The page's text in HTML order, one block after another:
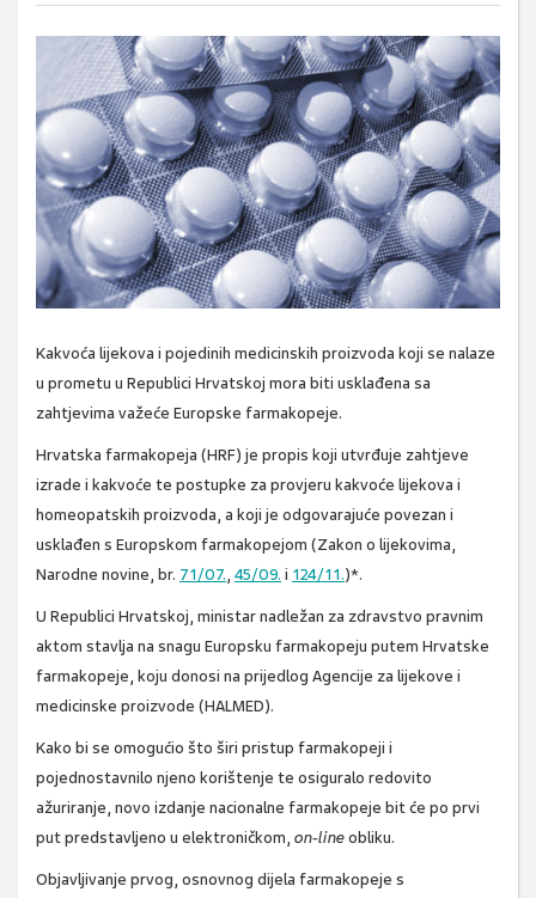
Kakvoća lijekova i pojedinih medicinskih proizvoda koji se nalaze
u prometu u Republici Hrvatskoj mora biti usklađena sa
zahtjevima važeće Europske farmakopeje.
Hrvatska farmakopeja (HRF) je propis koji utvrđuje zahtjeve
izrade i kakvoće te postupke za provjeru kakvoće lijekova i
homeopatskih proizvoda, a koji je odgovarajuće povezan i
usklađen s Europskom farmakopejom (Zakon o lijekovima,
Narodne novine, br. 71/07., 45/09. i 124/11.)*.
U Republici Hrvatskoj, ministar nadležan za zdravstvo pravnim
aktom stavlja na snagu Europsku farmakopeju putem Hrvatske
farmakopeje, koju donosi na prijedlog Agencije za lijekove i
medicinske proizvode (HALMED).
Kako bi se omogućio što širi pristup farmakopeji i
pojednostavnilo njeno korištenje te osiguralo redovito
ažuriranje, novo izdanje nacionalne farmakopeje bit će po prvi
put predstavljeno u elektroničkom, on-lineobliku.
Objavljivanje prvog, osnovnog dijela farmakopeje s